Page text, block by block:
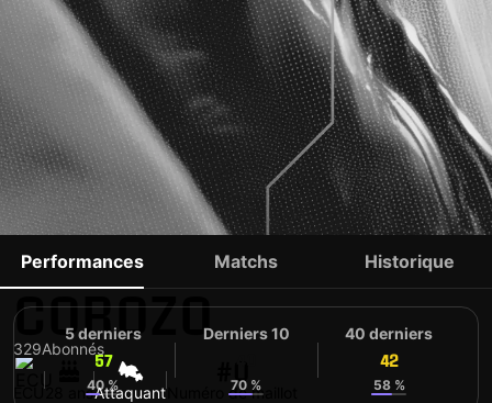
WASHINGTON
COROZO
329Abonnés
28 ansAttaquant Numéro de maillot
Performances Matchs Historique
5 derniers
57
40 %
Derniers 10
70 %
40 derniers
42
58 %